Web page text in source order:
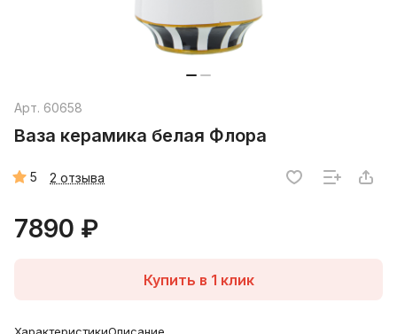
Арт. 60658
Ваза керамика белая Флора
5 2 отзыва
7890 ₽
Купить в 1 клик